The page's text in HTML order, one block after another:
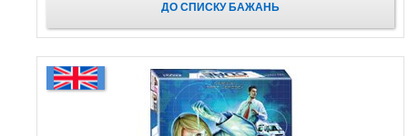
ДО СПИСКУ БАЖАНЬ